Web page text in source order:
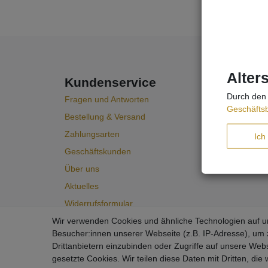
Durch
Ich
Kundenservice
Fragen und Antworten
Bestellung & Versand
Zahlungsarten
Geschäftskunden
Über uns
Aktuelles
Widerrufsformular
Wir verwenden Cookies und ähnliche Technologien auf
Besucher:innen unserer Webseite (z.B. IP-Adresse),
Drittanbietern einzubinden oder Zugriffe auf unsere
gesetzte Cookies. Wir teilen diese Daten mit Dritten, die